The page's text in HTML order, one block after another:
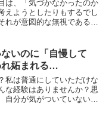
は、「気づかなかったのか
えようとしたりもするでし
れが意図的な無視であると
いのに「自慢して
れ妬まれる…
私は普通にしていただけな
な経験はありませんか？思
分が気がついていないだ